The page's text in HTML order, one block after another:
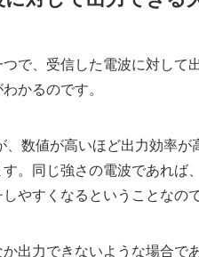
で、受信した電波に対して
かるのです。
数値が高いほど出力効率
。同じ強さの電波であれば
やすくなるということなので
出力できないような場合で